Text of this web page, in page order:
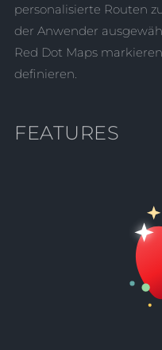
personalisierte Routen
der Anwender
Red Dot Maps
definieren.
FEATURES